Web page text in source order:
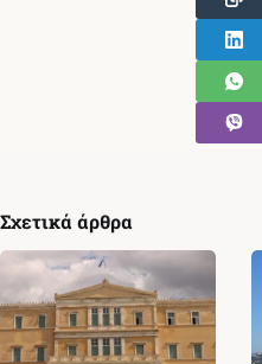
Σχετικά άρθρα